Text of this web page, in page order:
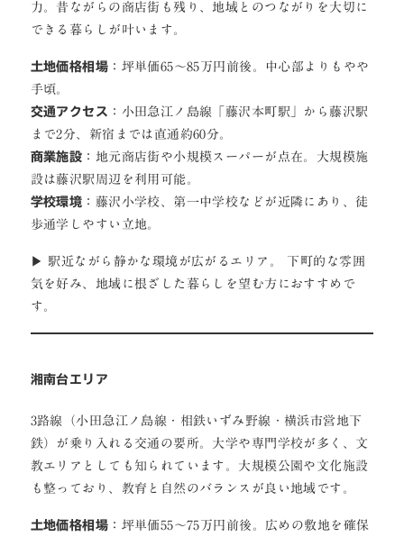
力。昔ながらの商店街も残り、地域とのつながりを大切に
できる暮らしが叶います。
土地価格相場 ：坪単価65〜85万円前後。中心部よりもやや
手頃。
交通アクセス ：小田急江ノ島線「藤沢本町駅」から藤沢駅
まで2分、新宿までは直通約60分。
商業施設 ：地元商店街や小規模スーパーが点在。大規模施
設は藤沢駅周辺を利用可能。
学校環境 ：藤沢小学校、第一中学校などが近隣にあり、徒
歩通学しやすい立地。
▶ 駅近ながら静かな環境が広がるエリア。 下町的な雰囲
気を好み、地域に根ざした暮らしを望む方におすすめで
す。
湘南台エリア
3路線（小田急江ノ島線・相鉄いずみ野線・横浜市営地下
鉄）が乗り入れる交通の要所。大学や専門学校が多く、文
教エリアとしても知られています。大規模公園や文化施設
も整っており、教育と自然のバランスが良い地域です。
土地価格相場 ：坪単価55〜75万円前後。広めの敷地を確保